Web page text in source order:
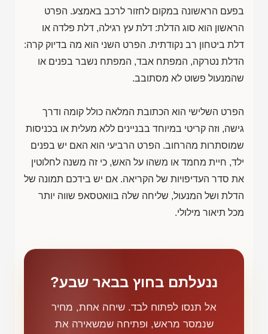
בפעם הראשונה במקום לחזור לרכב באמצע. הפרט
הראשון הוא סוג הדלת: דלת עץ רגילה, דלת פלדה או
דלת ביטחון רב נקודתית. הפרט השני הוא מה בדיוק קרה:
הדלת נטרקה, המפתח אבד, המפתח נשבר בפנים או
שהמנעול פשוט לא מסתובב.
הפרט השלישי הוא הכתובת המלאה כולל קומה ודרך
גישה, וזה קריטי במיוחד בבניינים ללא מעלית או בכניסות
שמוסתרות מהרחוב. הפרט הרביעי הוא האם יש בפנים
ילד, חיית מחמד או משהו על האש, כי זה משנה לחלוטין
את סדר העדיפויות של הקריאה. אם יש בידכם תמונה של
הדלת ושל המנעול, שליחה שלה בוואטסאפ שווה יותר
מכל תיאור מילולי.
ננעלתם בחוץ בבאר שבע?
אל תנסו לפתוח לבד. שיחה אחת, מחיר
שנמסר מראש, ופתיחה שמשאירה את